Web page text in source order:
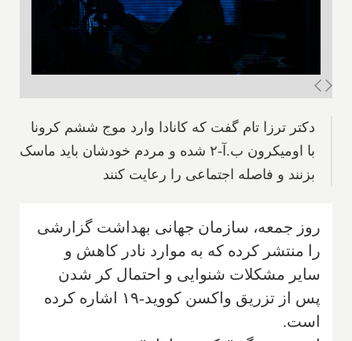
دکتر ترزا تام گفت که کانادا وارد موج ششم کرونا
با اومیکرون ب.آ-۲ شده و مردم خودشان باید ماسک
بزنند و فاصله اجتماعی را رعایت کنند
روز جمعه، سازمان جهانی بهداشت گزارشی
را منتشر کرده که به موارد نادر کاهش و
سایر مشکلات شنوایی و احتمال کر شدن
پس از تزریق واکسن کووید-۱۹ اشاره کرده
است.